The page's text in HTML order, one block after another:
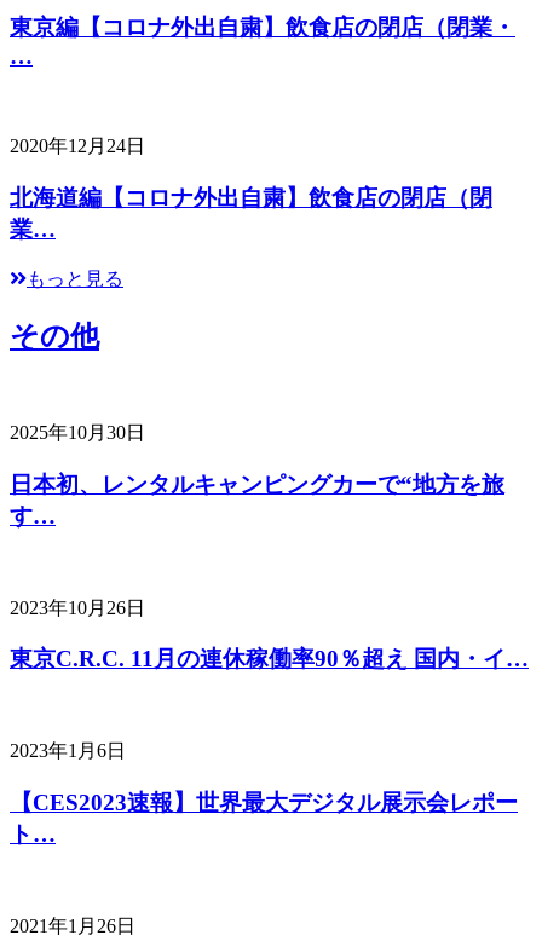
東京編【コロナ外出自粛】飲食店の閉店（閉業・
…
2020年12月24日
北海道編【コロナ外出自粛】飲食店の閉店（閉
業…
もっと見る
その他
2025年10月30日
日本初、レンタルキャンピングカーで“地方を旅
す…
2023年10月26日
東京C.R.C. 11月の連休稼働率90％超え 国内・イ…
2023年1月6日
【CES2023速報】世界最大デジタル展示会レポー
ト…
2021年1月26日